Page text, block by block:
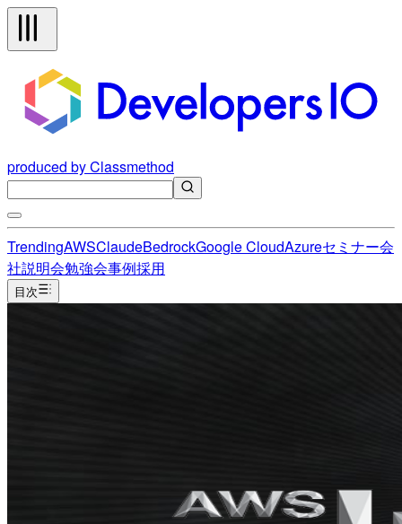
produced by Classmethod
TrendingAWSClaudeBedrockGoogle CloudAzureセミナー会
社説明会勉強会事例採用
目次